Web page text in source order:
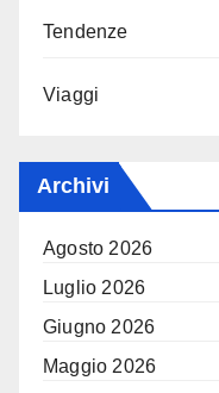
Tendenze
Viaggi
Archivi
Agosto 2026
Luglio 2026
Giugno 2026
Maggio 2026